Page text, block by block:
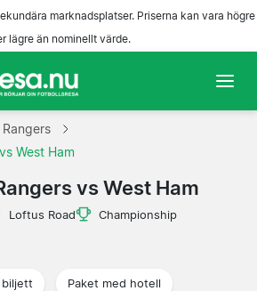
marknadsplatser. Priserna kan vara högre
lägre än nominellt värde.
West Ham
vs West Ham
Loftus Road
Championship
biljett Paket med hotell